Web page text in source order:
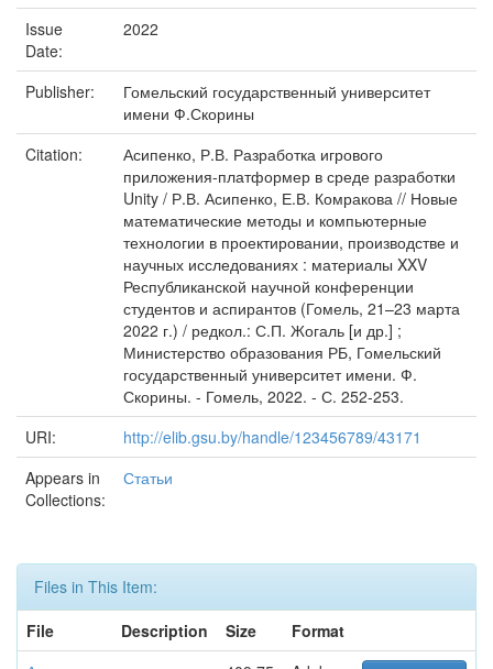
Issue
Date:
2022
Publisher:
Гомельский государственный университет
имени Ф.Скорины
Citation:
Асипенко, Р.В. Разработка игрового
приложения-платформер в среде разработки
Unity / Р.В. Асипенко, Е.В. Комракова // Новые
математические методы и компьютерные
технологии в проектировании, производстве и
научных исследованиях : материалы XXV
Республиканской научной конференции
студентов и аспирантов (Гомель, 21–23 марта
2022 г.) / редкол.: С.П. Жогаль [и др.] ;
Министерство образования РБ, Гомельский
государственный университет имени. Ф.
Скорины. - Гомель, 2022. - С. 252-253.
URI:
http://elib.gsu.by/handle/123456789/43171
Appears in
Collections:
Статьи
Files in This Item:
File
Description Size
Format